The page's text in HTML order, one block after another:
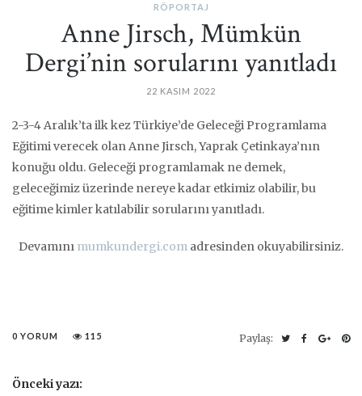
RÖPORTAJ
Anne Jirsch, Mümkün
Dergi’nin sorularını yanıtladı
22 KASIM 2022
2-3-4 Aralık’ta ilk kez Türkiye’de Geleceği Programlama
Eğitimi verecek olan Anne Jirsch, Yaprak Çetinkaya’nın
konuğu oldu. Geleceği programlamak ne demek,
geleceğimiz üzerinde nereye kadar etkimiz olabilir, bu
eğitime kimler katılabilir sorularını yanıtladı.
Devamını mumkundergi.com adresinden okuyabilirsiniz.
0 YORUM 115 Paylaş:
Önceki yazı: